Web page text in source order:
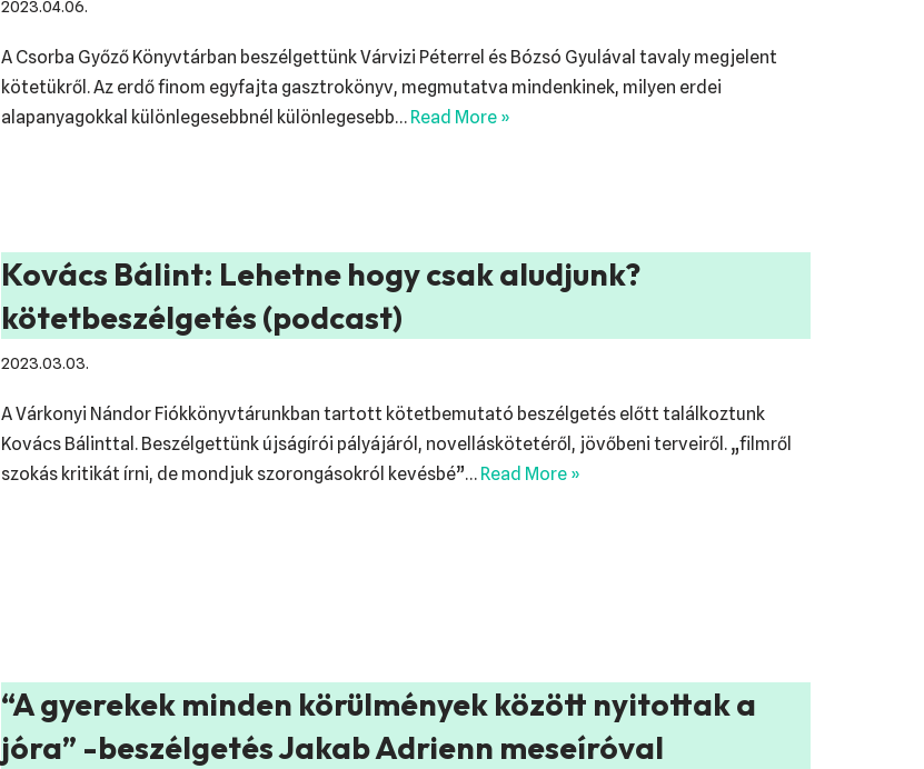
2023.04.06.
A Csorba Győző Könyvtárban beszélgettünk Várvizi Péterrel és Bózsó Gyulával tavaly megjelent
kötetükről. Az erdő finom egyfajta gasztrokönyv, megmutatva mindenkinek, milyen erdei
alapanyagokkal különlegesebbnél különlegesebb… Read More »
Kovács Bálint: Lehetne hogy csak aludjunk?
kötetbeszélgetés (podcast)
2023.03.03.
A Várkonyi Nándor Fiókkönyvtárunkban tartott kötetbemutató beszélgetés előtt találkoztunk
Kovács Bálinttal. Beszélgettünk újságírói pályájáról, novelláskötetéről, jövőbeni terveiről. „filmről
szokás kritikát írni, de mondjuk szorongásokról kevésbé”… Read More »
“A gyerekek minden körülmények között nyitottak a
jóra” -beszélgetés Jakab Adrienn meseíróval